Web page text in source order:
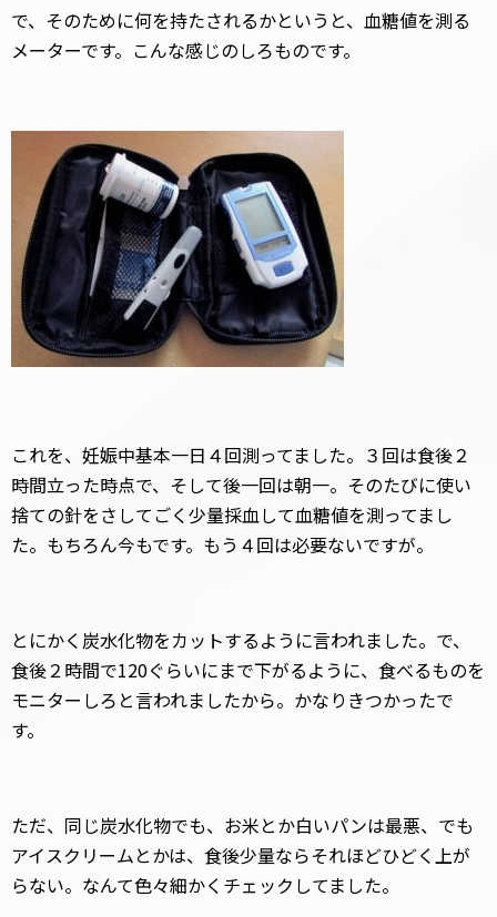
で、そのために何を持たされるかというと、血糖値を測る
メーターです。こんな感じのしろものです。
これを、妊娠中基本一日４回測ってました。３回は食後２
時間立った時点で、そして後一回は朝一。そのたびに使い
捨ての針をさしてごく少量採血して血糖値を測ってまし
た。もちろん今もです。もう４回は必要ないですが。
とにかく炭水化物をカットするように言われました。で、
食後２時間で120ぐらいにまで下がるように、食べるものを
モニターしろと言われましたから。かなりきつかったで
す。
ただ、同じ炭水化物でも、お米とか白いパンは最悪、でも
アイスクリームとかは、食後少量ならそれほどひどく上が
らない。なんて色々細かくチェックしてました。